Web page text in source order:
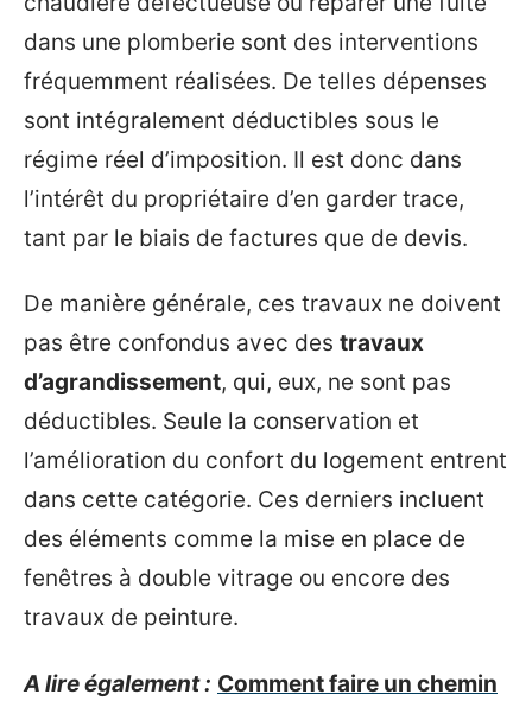
dans une plomberie sont des interventions
fréquemment réalisées. De telles dépenses
sont intégralement déductibles sous le
régime réel d’imposition. Il est donc dans
l’intérêt du propriétaire d’en garder trace,
tant par le biais de factures que de devis.
De manière générale, ces travaux ne doivent
pas être confondus avec des travaux
d’agrandissement, qui, eux, ne sont pas
déductibles. Seule la conservation et
l’amélioration du confort du logement entrent
dans cette catégorie. Ces derniers incluent
des éléments comme la mise en place de
fenêtres à double vitrage ou encore des
travaux de peinture.
A lire également : Comment faire un chemin